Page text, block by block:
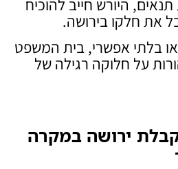
היורש חייב להוכיח
את חלקו בירושה.
או בלתי אפשרי, בית המשפט
על חלוקה רגילה של
ירושה במקרה